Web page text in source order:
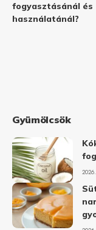
fogyasztásánál és
használatánál?
Gyümölcsök